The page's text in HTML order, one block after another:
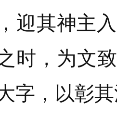
迎其神主
时，为文
字，以彰